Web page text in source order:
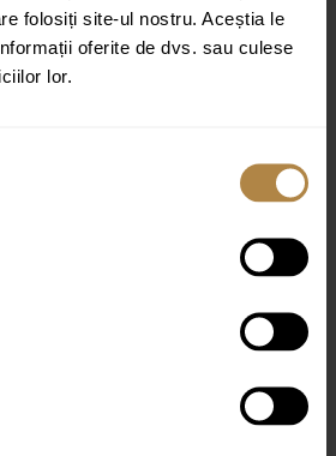
folosiți site-ul nostru. Aceștia le
oferite de dvs. sau culese
lor.
pe perete, lungime 40 CM